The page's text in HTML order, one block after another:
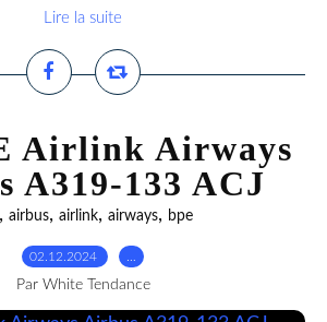
Lire la suite
Airlink Airways
A319-133 ACJ
, airbus, airlink, airways, bpe
02.12.2024
Par White Tendance